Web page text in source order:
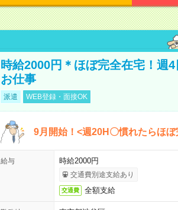
時給2000円＊ほぼ完全在宅！週
お仕事
派遣 WEB登録・面接OK
9月開始！<週20H〇慣れたらほ
給与 時給2000円
交通費別途支給あり
交通費 全額支給